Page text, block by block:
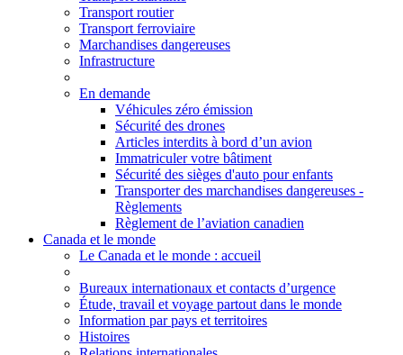
Transport routier
Transport ferroviaire
Marchandises dangereuses
Infrastructure
En demande
Véhicules zéro émission
Sécurité des drones
Articles interdits à bord d’un avion
Immatriculer votre bâtiment
Sécurité des sièges d'auto pour enfants
Transporter des marchandises dangereuses -
Règlements
Règlement de l’aviation canadien
Canada et le monde
Le Canada et le monde : accueil
Bureaux internationaux et contacts d’urgence
Étude, travail et voyage partout dans le monde
Information par pays et territoires
Histoires